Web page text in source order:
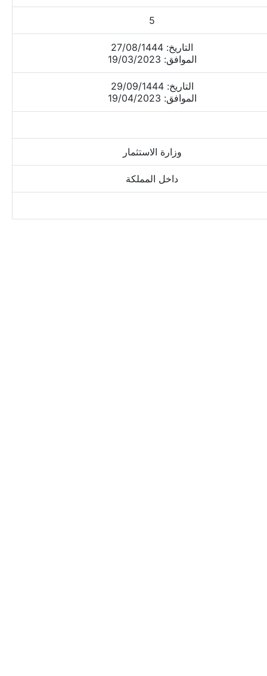
5
التاريخ: 27/08/1444
الموافق: 19/03/2023
التاريخ: 29/09/1444
الموافق: 19/04/2023
وزارة الاستثمار
داخل المملكة